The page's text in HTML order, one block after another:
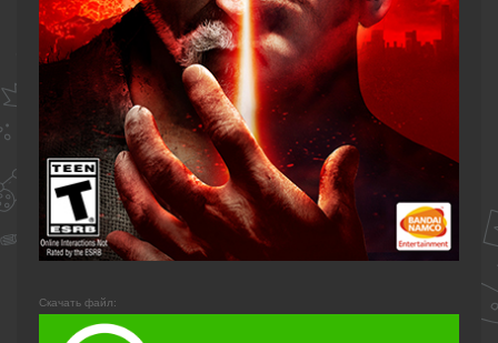
Скачать файл: